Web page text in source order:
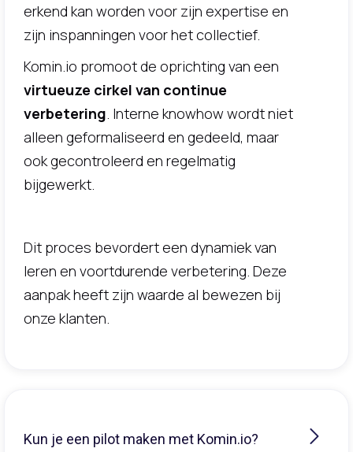
erkend kan worden voor zijn expertise en
zijn inspanningen voor het collectief.
Komin.io promoot de oprichting van een
virtueuze cirkel van continue
verbetering. Interne knowhow wordt niet
alleen geformaliseerd en gedeeld, maar
ook gecontroleerd en regelmatig
bijgewerkt.
Dit proces bevordert een dynamiek van
leren en voortdurende verbetering. Deze
aanpak heeft zijn waarde al bewezen bij
onze klanten.
Kun je een pilot maken met Komin.io?